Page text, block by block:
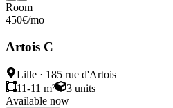
Room
450€/mo
Artois C
Lille · 185 rue d'Artois
11-11 m²
3 units
Available now